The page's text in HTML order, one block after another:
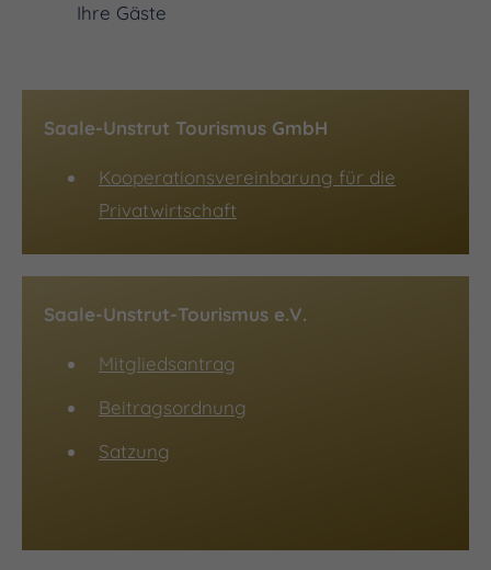
Ihre Gäste
Saale-Unstrut Tourismus GmbH
Kooperationsvereinbarung für die
Privatwirtschaft
Saale-Unstrut-Tourismus e.V.
Mitgliedsantrag
Beitragsordnung
Satzung